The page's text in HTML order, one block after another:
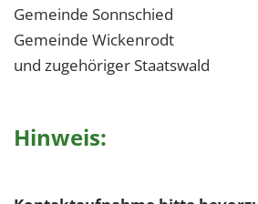
Gemeinde Sonnschied
Gemeinde Wickenrodt
und zugehöriger Staatswald
Hinweis: